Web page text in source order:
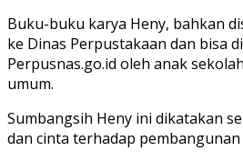
Buku-buku karya Heny, bahkan
ke Dinas Perpustakaan dan bisa
Perpusnas.go.id oleh anak
umum.
Sumbangsih Heny ini dikatakan
dan cinta terhadap